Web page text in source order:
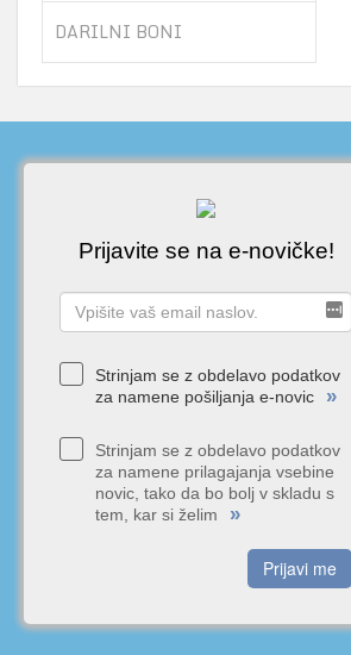
DARILNI BONI
Prijavite se na e-novičke!
Strinjam se z obdelavo podatkov
za namene pošiljanja e-novic
»
Strinjam se z obdelavo podatkov
za namene prilagajanja vsebine
novic, tako da bo bolj v skladu s
tem, kar si želim
»
Prijavi me